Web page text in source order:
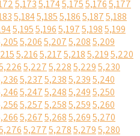
5,1735,1745,1755,1765,177
5,1845,1855,1865,1875,188
5,1955,1965,1975,1985,199
5,2065,2075,2085,209
5,2165,2175,2185,2195,220
5,2275,2285,2295,230
5,2375,2385,2395,240
5,2475,2485,2495,250
5,2575,2585,2595,260
5,2675,2685,2695,270
5,2775,2785,2795,280